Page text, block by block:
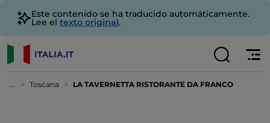
Este contenido se ha traducido automáticamente.
Lee el texto original.
... Toscana LA TAVERNETTA RISTORANTE DA FRANCO